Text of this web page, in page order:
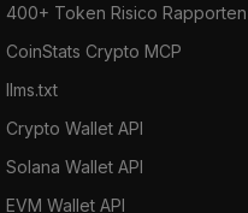
400+ Token Risico Rapporten
CoinStats Crypto MCP
llms.txt
Crypto Wallet API
Solana Wallet API
EVM Wallet API